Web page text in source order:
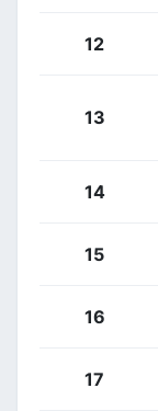
12
13
14
15
16
17